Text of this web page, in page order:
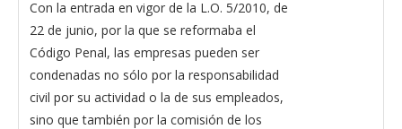
Con la entrada en vigor de la L.O. 5/2010, de
22 de junio, por la que se reformaba el
Código Penal, las empresas pueden ser
condenadas no sólo por la responsabilidad
civil por su actividad o la de sus empleados,
sino que también por la comisión de los